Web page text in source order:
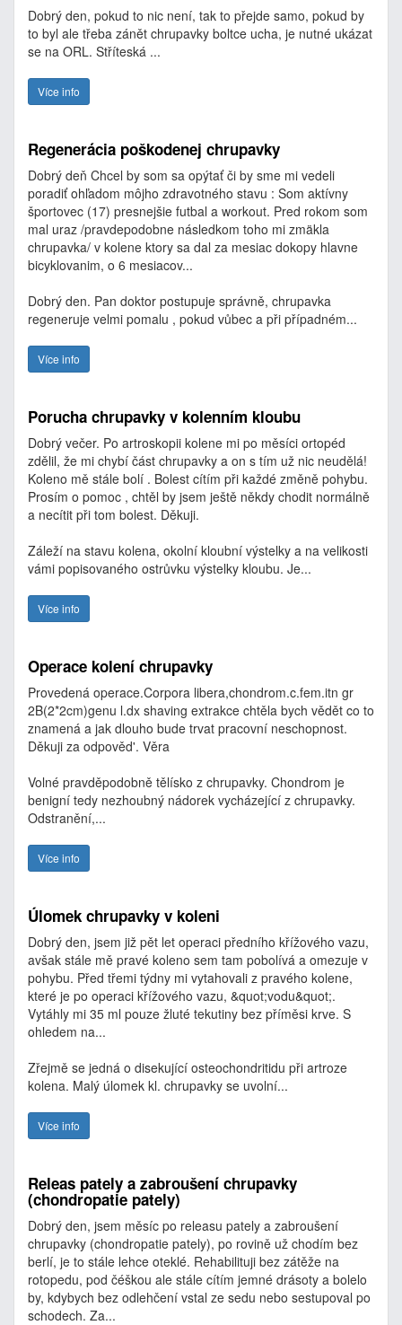
Dobrý den, pokud to nic není, tak to přejde samo, pokud by
to byl ale třeba zánět chrupavky boltce ucha, je nutné ukázat
se na ORL. Stříteská ...
Více info
Regenerácia poškodenej chrupavky
Dobrý deň Chcel by som sa opýtať či by sme mi vedeli
poradiť ohľadom môjho zdravotného stavu : Som aktívny
športovec (17) presnejšie futbal a workout. Pred rokom som
mal uraz /pravdepodobne následkom toho mi zmäkla
chrupavka/ v kolene ktory sa dal za mesiac dokopy hlavne
bicyklovanim, o 6 mesiacov...
Dobrý den. Pan doktor postupuje správně, chrupavka
regeneruje velmi pomalu , pokud vůbec a při případném...
Více info
Porucha chrupavky v kolenním kloubu
Dobrý večer. Po artroskopii kolene mi po měsíci ortopéd
zdělil, že mi chybí část chrupavky a on s tím už nic neudělá!
Koleno mě stále bolí . Bolest cítím při každé změně pohybu.
Prosím o pomoc , chtěl by jsem ještě někdy chodit normálně
a necítit při tom bolest. Děkuji.
Záleží na stavu kolena, okolní kloubní výstelky a na velikosti
vámi popisovaného ostrůvku výstelky kloubu. Je...
Více info
Operace kolení chrupavky
Provedená operace.Corpora libera,chondrom.c.fem.itn gr
2B(2*2cm)genu l.dx shaving extrakce chtěla bych vědět co to
znamená a jak dlouho bude trvat pracovní neschopnost.
Děkuji za odpověd'. Věra
Volné pravděpodobně tělísko z chrupavky. Chondrom je
benigní tedy nezhoubný nádorek vycházející z chrupavky.
Odstranění,...
Více info
Úlomek chrupavky v koleni
Dobrý den, jsem již pět let operaci předního křížového vazu,
avšak stále mě pravé koleno sem tam pobolívá a omezuje v
pohybu. Před třemi týdny mi vytahovali z pravého kolene,
které je po operaci křížového vazu, &quot;vodu&quot;.
Vytáhly mi 35 ml pouze žluté tekutiny bez příměsi krve. S
ohledem na...
Zřejmě se jedná o disekující osteochondritidu při artroze
kolena. Malý úlomek kl. chrupavky se uvolní...
Více info
Releas pately a zabroušení chrupavky
(chondropatie pately)
Dobrý den, jsem měsíc po releasu pately a zabroušení
chrupavky (chondropatie pately), po rovině už chodím bez
berlí, je to stále lehce oteklé. Rehabilituji bez zátěže na
rotopedu, pod čéškou ale stále cítím jemné drásoty a bolelo
by, kdybych bez odlehčení vstal ze sedu nebo sestupoval po
schodech. Za...